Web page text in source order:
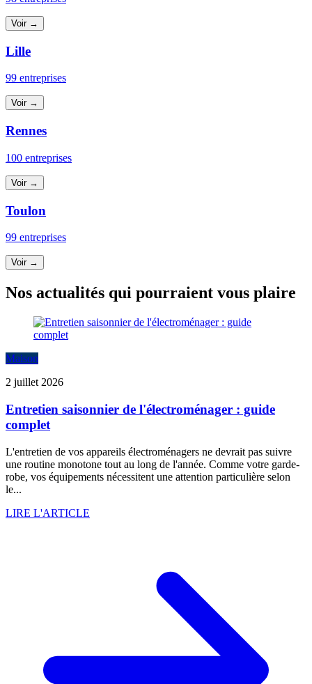
Voir →
Lille
99 entreprises
Voir →
Rennes
100 entreprises
Voir →
Toulon
99 entreprises
Voir →
Nos actualités qui pourraient vous plaire
Maison
2 juillet 2026
Entretien saisonnier de l'électroménager : guide
complet
L'entretien de vos appareils électroménagers ne devrait pas suivre
une routine monotone tout au long de l'année. Comme votre garde-
robe, vos équipements nécessitent une attention particulière selon
le...
LIRE L'ARTICLE